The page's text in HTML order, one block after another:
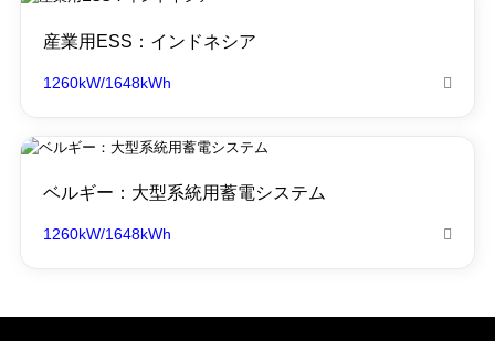
産業用ESS：インドネシア
1260kW/1648kWh 
ベルギー：大型系統用蓄電システム
1260kW/1648kWh 